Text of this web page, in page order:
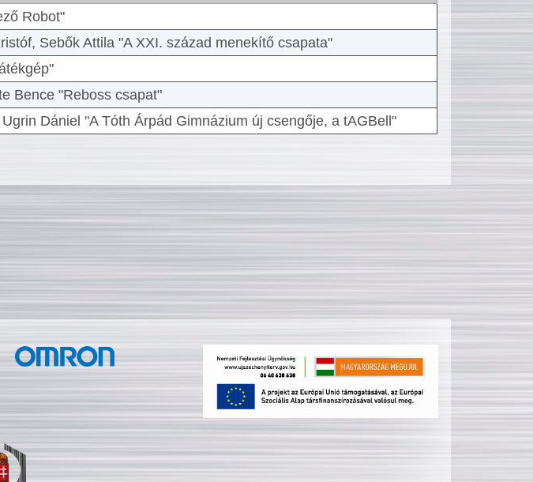
Robot"
Sebők Attila "A XXI. század menekítő csapata"
Bence "Reboss csapat"
Dániel "A Tóth Árpád Gimnázium új csengője, a tAGBell"